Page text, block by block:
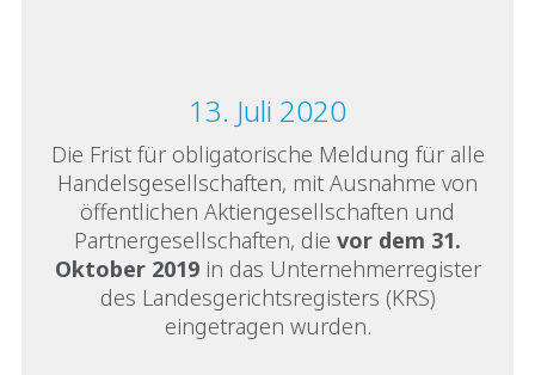
13. Juli 2020
Die Frist für obligatorische Meldung für alle
Handelsgesellschaften, mit Ausnahme von
öffentlichen Aktiengesellschaften und
Partnergesellschaften, die vor dem 31.
Oktober 2019in das Unternehmerregister
des Landesgerichtsregisters (KRS)
eingetragen wurden.